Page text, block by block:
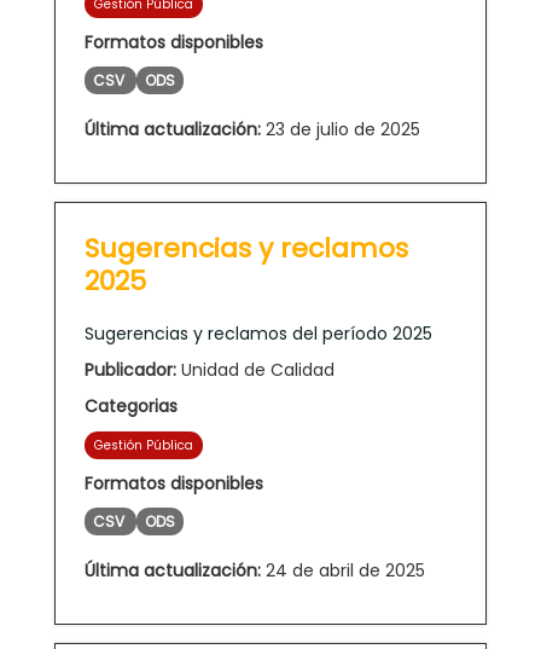
Gestión Pública
Formatos disponibles
CSV ODS
Última actualización: 23 de julio de 2025
Sugerencias y reclamos
2025
Sugerencias y reclamos del período 2025
Publicador: Unidad de Calidad
Categorias
Gestión Pública
Formatos disponibles
CSV ODS
Última actualización: 24 de abril de 2025